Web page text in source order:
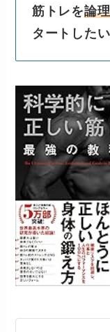
筋トレを論
タートしたい